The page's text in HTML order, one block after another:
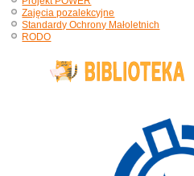
Zajęcia pozalekcyjne
Standardy Ochrony Małoletnich
RODO